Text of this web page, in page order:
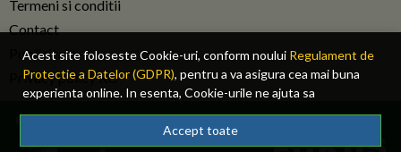
Acest site foloseste Cookie-uri, conform noului Regulament de
Protectie a Datelor (GDPR), pentru a va asigura cea mai buna
experienta online. In esenta, Cookie-urile ne ajuta sa
imbunatatim continutul de pe site, oferindu-va dvs., cititorul, o
experienta online personalizata si mult mai rapida. Ele sunt
folosite doar de site-ul nostru si partenerii nostri de incredere.
Accept toate
Termeni si conditii
Contact
Publicitate
Privacy policy RO
© 2026 Fiscalitatea.ro. Toate drepturile rezervate.